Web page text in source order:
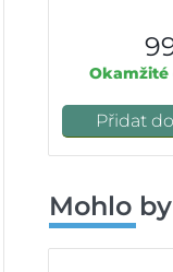
Okamžité
Přidat
Mohlo